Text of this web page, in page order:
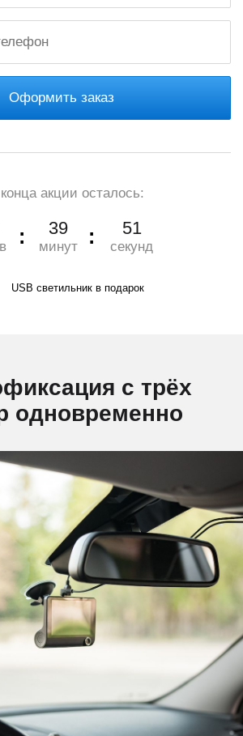
Оформить заказ
акции осталось:
39
минут
49
секунд
USB светильник в подарок
с трёх
одновременно